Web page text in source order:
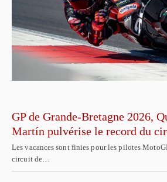
GP de Grande-Bretagne 2026,
Martín pulvérise le record du
Les vacances sont finies pour les pilotes
circuit de…